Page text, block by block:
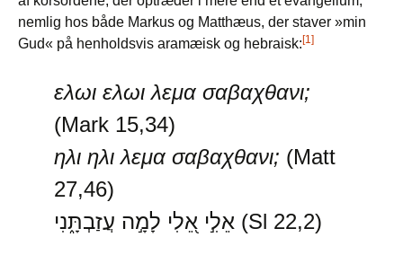
nemlig hos både Markus og Matthæus, der staver »min
Gud« på henholdsvis aramæisk og hebraisk:[1]
ελωι ελωι λεμα σαβαχθανι;
(Mark 15,34)
ηλι ηλι λεμα σαβαχθανι; (Matt
27,46)
אֵלִ֣י אֵ֭לִי לָמָ֣ה עֲזַבְתָּ֑נִי (Sl 22,2)